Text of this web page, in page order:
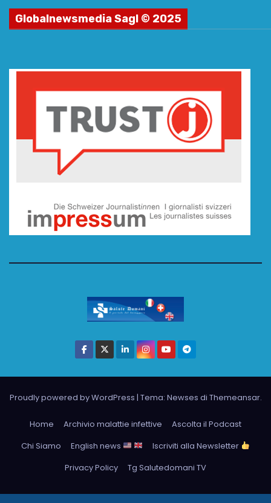
Globalnewsmedia Sagl © 2025
Proudly powered by WordPress | Tema: Newses di Themeansar.
Home Archivio malattie infettive
Ascolta il Podcast
Chi Siamo
English news
Iscriviti alla Newsletter
Privacy Policy
Tg Salutedomani TV